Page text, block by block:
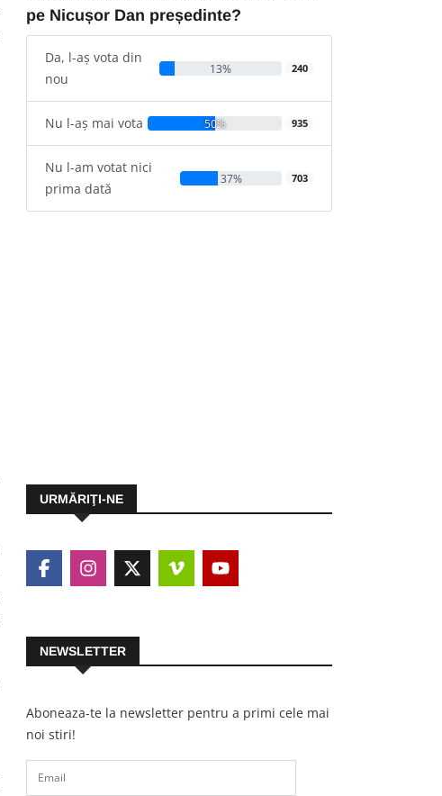
pe Nicușor Dan președinte?
Da, l-aș vota din
nou
13% 240
Nu l-aș mai vota 50% 935
Nu l-am votat nici
prima dată
37% 703
URMĂRIŢI-NE
NEWSLETTER
Aboneaza-te la newsletter pentru a primi cele mai
noi stiri!